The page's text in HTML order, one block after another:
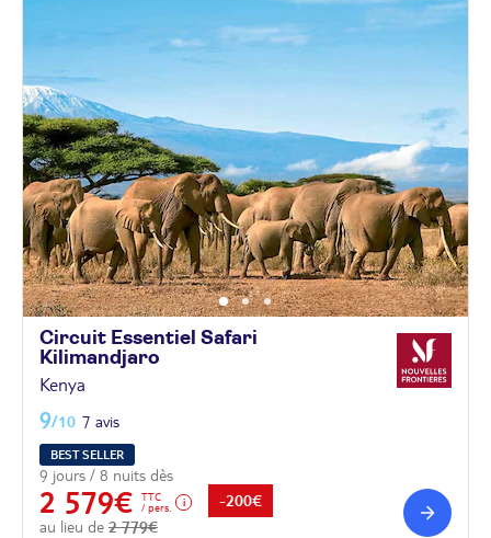
Circuit Essentiel Safari
Kilimandjaro
Kenya
9/10 7 avis
BEST SELLER
9 jours / 8 nuits dès
2 579€
TTC
/ pers.
au lieu de 2 779€
-200€